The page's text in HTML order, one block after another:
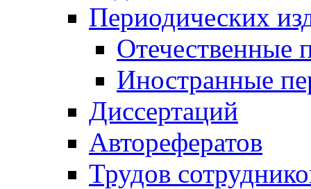
Периодических
Отечественные
Иностранные
Диссертаций
Авторефератов
Трудов